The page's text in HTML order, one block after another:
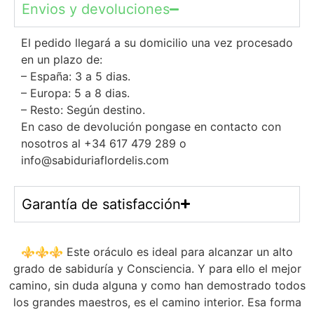
Envios y devoluciones
El pedido llegará a su domicilio una vez procesado
en un plazo de:
– España: 3 a 5 dias.
– Europa: 5 a 8 dias.
– Resto: Según destino.
En caso de devolución pongase en contacto con
nosotros al +34 617 479 289 o
info@sabiduriaflordelis.com
Garantía de satisfacción
⚜️⚜️⚜️ Este oráculo es ideal para alcanzar un alto
grado de sabiduría y Consciencia. Y para ello el mejor
camino, sin duda alguna y como han demostrado todos
los grandes maestros, es el camino interior. Esa forma